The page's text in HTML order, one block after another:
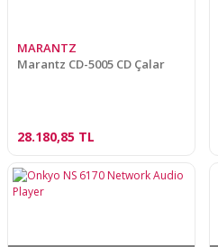
MARANTZ
Marantz CD-5005 CD Çalar
28.180,85 TL